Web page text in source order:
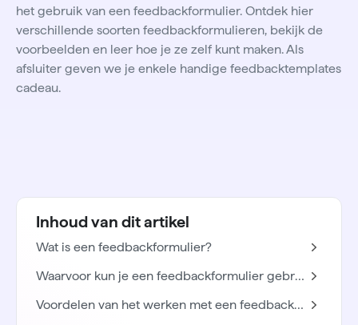
het gebruik van een feedbackformulier. Ontdek hier
verschillende soorten feedbackformulieren, bekijk de
voorbeelden en leer hoe je ze zelf kunt maken. Als
afsluiter geven we je enkele handige feedbacktemplates
cadeau.
Inhoud van dit artikel
Wat is een feedbackformulier?
Waarvoor kun je een feedbackformulier gebruiken?
Voordelen van het werken met een feedbackformulier